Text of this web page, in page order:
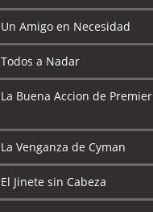
Un Amigo en Necesidad
Todos a Nadar
La Buena Accion de Premier
La Venganza de Cyman
El Jinete sin Cabeza